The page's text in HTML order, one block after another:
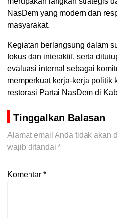
NasDem yang modern dan
masyarakat.
Kegiatan berlangsung dalam
fokus dan interaktif, serta
evaluasi internal sebagai
memperkuat kerja-kerja politik
restorasi Partai NasDem di
Tinggalkan Balasan
Alamat email Anda tidak akan
wajib ditandai *
Komentar *